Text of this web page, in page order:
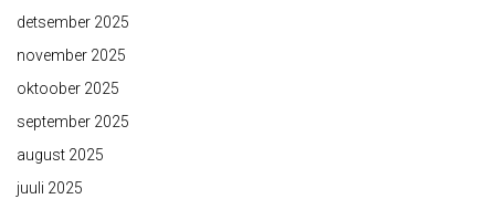
detsember 2025
november 2025
oktoober 2025
september 2025
august 2025
juuli 2025